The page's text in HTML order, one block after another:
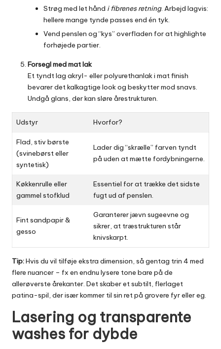
Strøg med let hånd i fibrenes retning. Arbejd lagvis:
hellere mange tynde passes end én tyk.
Vend penslen og “kys” overfladen for at highlighte
forhøjede partier.
Forsegl med mat lak
Et tyndt lag akryl- eller polyurethanlak i mat finish
bevarer det kalkagtige look og beskytter mod snavs.
Undgå glans, der kan sløre årestrukturen.
Udstyr Hvorfor?
Flad, stiv børste
(svinebørst eller
syntetisk)
Lader dig “skrælle” farven tyndt
på uden at mætte fordybningerne.
Køkkenrulle eller
gammel stofklud
Essentiel for at trække det sidste
fugt ud af penslen.
Fint sandpapir &
gesso
Garanterer jævn sugeevne og
sikrer, at træstrukturen står
knivskarpt.
Tip:Hvis du vil tilføje ekstra dimension, så gentag trin 4 med
flere nuancer – fx en endnu lysere tone bare på de
allerøverste årekanter. Det skaber et subtilt, flerlaget
patina-spil, der især kommer til sin ret på grovere fyr eller eg.
Lasering og transparente
washes for dybde